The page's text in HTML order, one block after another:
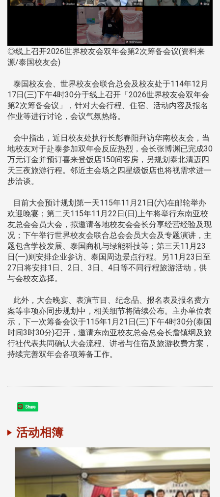
◎线上召开2026世界校友会双年会第2次筹备会议(资料来
源/泰国校友会)
泰国校友会、世界校友会联合总会及校友处于114年12月
17日(三)下午4时30分于线上召开「2026世界校友会双年会
第2次筹备会议」，针对大会行程、住宿、活动内容及报名
作业等进行讨论，会议气氛热络。
会中指出，近日校友处执行长彭春阳拜访华南校友会，当
地校友对于赴泰参加双年会反应热烈，会长张博渊已完成30
万元订金并预订喜来登饭店150间客房，另规划泰北清迈四
天三夜旅游行程。邻近主会场之四星级饭店也将视需求进一
步洽谈。
目前大会预计规划第一天115年11月21日(六)在邮轮举办
欢迎晚宴；第二天115年11月22日(日)上午将举行东南亚校
友总会会员大会，拟邀请各地校友会会长分享经营经验及现
况；下午举行世界校友会联合总会会员大会及专题演讲，主
题包含学校发展、泰国商机与绿能科技等；第三天11月23
日(一)则安排企业参访、泰国周边景点行程。另11月23日至
27日将安排1日、2日、3日、4日等不同行程旅游活动，供
与会校友选择。
此外，大会晚宴、表演节目、纪念品、报名表及报名费方
案等事项亦同步规划中，相关细节将陆续公布。主办单位表
示，下一次筹备会议于115年1月21日(三)下午4时30分(泰国
时间3时30分)召开，邀请东南亚校友总会总会长詹镇纲及旅
行社代表共同确认大会流程、讲者与住宿及旅游收费方案，
持续完善双年会各项筹备工作。
Share
活动相簿